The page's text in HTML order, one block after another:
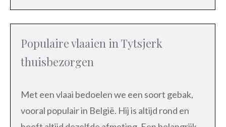
Populaire vlaaien in Tytsjerk
thuisbezorgen
Met een vlaai bedoelen we een soort gebak,
vooral populair in België. Hij is altijd rond en